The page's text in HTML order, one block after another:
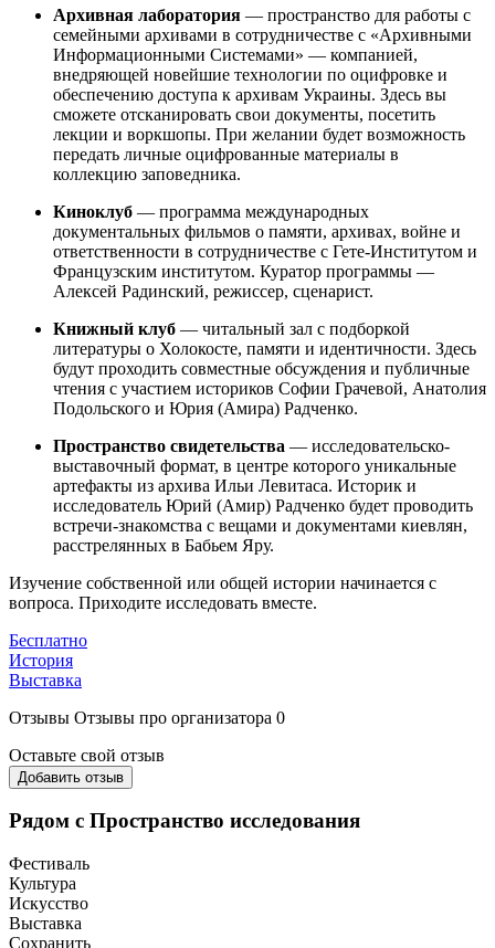
Архивная лаборатория — пространство для работы с
семейными архивами в сотрудничестве с «Архивными
Информационными Системами» — компанией,
внедряющей новейшие технологии по оцифровке и
обеспечению доступа к архивам Украины. Здесь вы
сможете отсканировать свои документы, посетить
лекции и воркшопы. При желании будет возможность
передать личные оцифрованные материалы в
коллекцию заповедника.
Киноклуб — программа международных
документальных фильмов о памяти, архивах, войне и
ответственности в сотрудничестве с Гете-Институтом и
Французским институтом. Куратор программы —
Алексей Радинский, режиссер, сценарист.
Книжный клуб — читальный зал с подборкой
литературы о Холокосте, памяти и идентичности. Здесь
будут проходить совместные обсуждения и публичные
чтения с участием историков Софии Грачевой, Анатолия
Подольского и Юрия (Амира) Радченко.
Пространство свидетельства — исследовательско-
выставочный формат, в центре которого уникальные
артефакты из архива Ильи Левитаса. Историк и
исследователь Юрий (Амир) Радченко будет проводить
встречи-знакомства с вещами и документами киевлян,
расстрелянных в Бабьем Яру.
Изучение собственной или общей истории начинается с
вопроса. Приходите исследовать вместе.
Бесплатно
История
Выставка
Отзывы Отзывы про организатора 0
Оставьте свой отзыв
Добавить отзыв
Рядом с Пространство исследования
Фестиваль
Культура
Искусство
Выставка
Сохранить